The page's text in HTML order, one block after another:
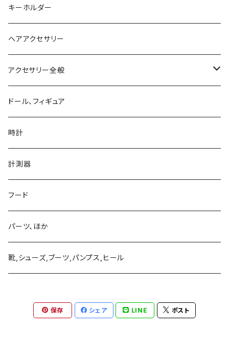
キーホルダー
ヘアアクセサリー
アクセサリー全般
シルバーアクセサリー
ネックレス、ペンダント
ブレスレット、バングル
真鍮、銅、ニッケル、非鉄金属アクセサリー
ネックレス、ペンダント
ブレスレット、バングル
アクリル、レジン、ガラス、その他
ネックレス、ペンダント
ブレスレット、バングル
革製品
ネックレス、ペンダント
ブレスレット、バングル
ブローチ、バッチ
ネクタイピンほか
ドール、フィギュア
時計
計測器
フード
パーツ、ほか
靴,シューズ,ブーツ,パンプス,ヒール
保存 シェア LINE ポスト